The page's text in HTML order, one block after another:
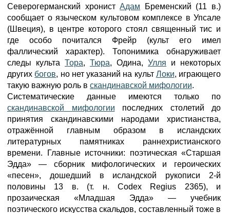
Северогерманский хронистАдам Бременский (11 в.)
сообщает о языческом культовом комплексе в Упсале
(Швеция), в центре которого стоял священный тис и
где особо почитался Фрейр (культ его имел
фаллический характер). Топонимика обнаруживает
следы культа Тора, Тюра, Одина, Улля и некоторых
других богов, но нет указаний на культ Локи, играющего
такую важную роль в скандинавской мифологии.
Систематические данные имеются только по
скандинавской мифологии последних столетий до
принятия скандинавскими народами христианства,
отражённой главным образом в исландских
литературных памятниках раннехристианского
времени. Главные источники: поэтическая «Старшая
Эдда» — сборник мифологических и героических
«песен», дошедший в исландской рукописи 2-й
половины 13 в. (т. н. Codex Regius 2365), и
прозаическая «Младшая Эдда» — учебник
поэтического искусства скальдов, составленный тоже в